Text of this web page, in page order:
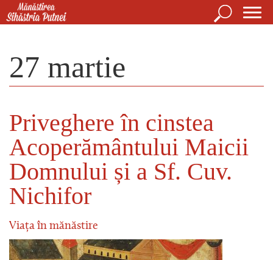
Mergi la conţinutul principal
Căutare
27 martie
Priveghere în cinstea
Acoperământului Maicii
Domnului și a Sf. Cuv.
Nichifor
Viața în mănăstire